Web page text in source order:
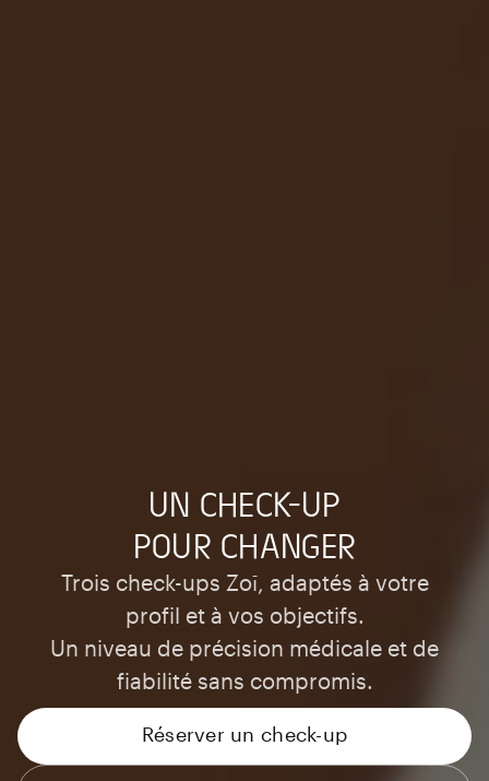
UN CHECK-UP
POUR CHANGER
Trois check-ups Zoī, adaptés à votre
profil et à vos objectifs.
Un niveau de précision médicale et de
fiabilité sans compromis.
Réserver un check-up